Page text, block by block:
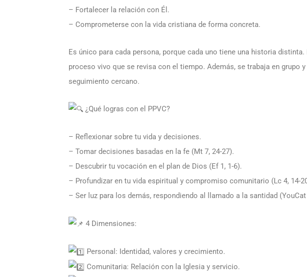
– Fortalecer la relación con Él.
– Comprometerse con la vida cristiana de forma concreta.
Es único para cada persona, porque cada uno tiene una historia
proceso vivo que se revisa con el tiempo. Además, se trabaja en grupo
seguimiento cercano.
¿Qué logras con el PPVC?
– Reflexionar sobre tu vida y decisiones.
– Tomar decisiones basadas en la fe (Mt 7, 24-27).
– Descubrir tu vocación en el plan de Dios (Ef 1, 1-6).
– Profundizar en tu vida espiritual y compromiso comunitario (Lc 4, 14-
– Ser luz para los demás, respondiendo al llamado a la santidad (YouCat
4 Dimensiones:
Personal: Identidad, valores y crecimiento.
Comunitaria: Relación con la Iglesia y servicio.